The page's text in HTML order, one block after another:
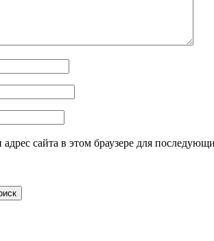
сайта в этом браузере для